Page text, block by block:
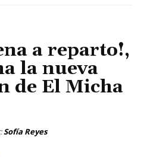
a reparto!,
la nueva
de El Micha
Sofía Reyes